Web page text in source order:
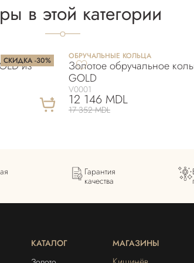
в этой категории
СКИДКА -30%
из
OБРУЧАЛЬНЫЕ КОЛЬЦА
Золотое обручальное
GOLD
V0001
12 146 MDL
17 352 MDL
Гарантия
качества
КАТАЛОГ
МАГАЗИНЫ